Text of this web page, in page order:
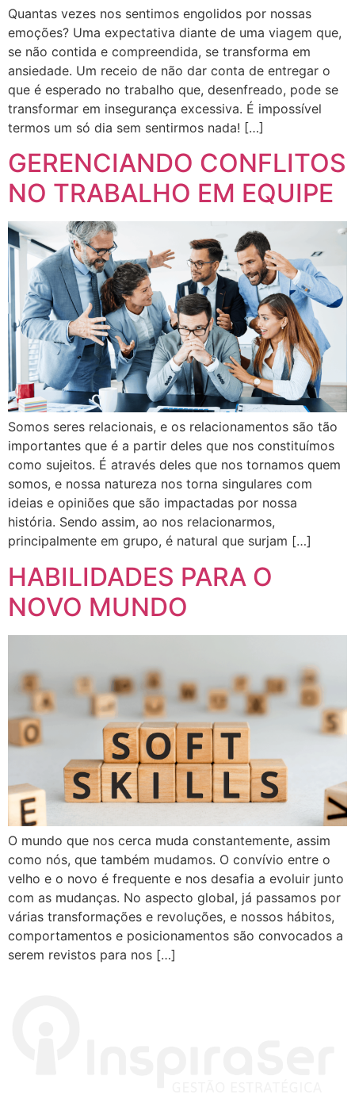
Quantas vezes nos sentimos engolidos por nossas
emoções? Uma expectativa diante de uma viagem que,
se não contida e compreendida, se transforma em
ansiedade. Um receio de não dar conta de entregar o
que é esperado no trabalho que, desenfreado, pode se
transformar em insegurança excessiva. É impossível
termos um só dia sem sentirmos nada! […]
GERENCIANDO CONFLITOS
NO TRABALHO EM EQUIPE
Somos seres relacionais, e os relacionamentos são tão
importantes que é a partir deles que nos constituímos
como sujeitos. É através deles que nos tornamos quem
somos, e nossa natureza nos torna singulares com
ideias e opiniões que são impactadas por nossa
história. Sendo assim, ao nos relacionarmos,
principalmente em grupo, é natural que surjam […]
HABILIDADES PARA O
NOVO MUNDO
O mundo que nos cerca muda constantemente, assim
como nós, que também mudamos. O convívio entre o
velho e o novo é frequente e nos desafia a evoluir junto
com as mudanças. No aspecto global, já passamos por
várias transformações e revoluções, e nossos hábitos,
comportamentos e posicionamentos são convocados a
serem revistos para nos […]